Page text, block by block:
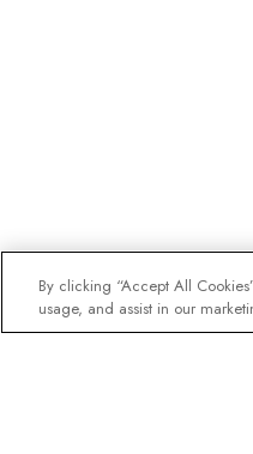
By clicking “Accept All
usage, and assist in our